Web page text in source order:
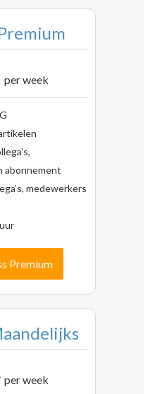
per week
abonnement
medewerkers
Premium
per week